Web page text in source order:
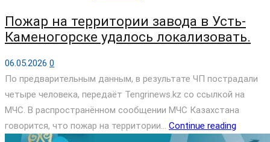
Пожар на территории завода в Усть-
Каменогорске удалось локализовать.
06.05.2026 0
По предварительным данным, в результате ЧП пострадали
четыре человека, передаёт Tengrinews.kz со ссылкой на
МЧС. В распространённом сообщении МЧС Казахстана
говорится, что пожар на территории... Continue reading